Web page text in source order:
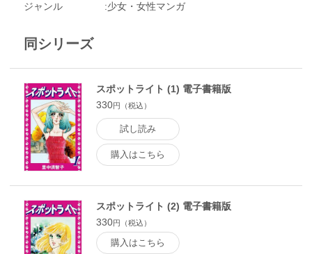
ジャンル
少女・女性マンガ
同シリーズ
スポットライト (1) 電子書籍版
330円（税込）
試し読み
購入はこちら
スポットライト (2) 電子書籍版
330円（税込）
購入はこちら